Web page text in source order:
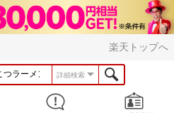
楽天トップへ
詳細検索
見つける お知らせ